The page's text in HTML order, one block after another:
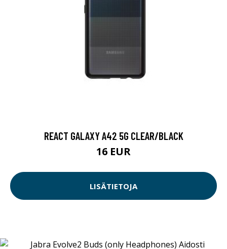
REACT GALAXY A42 5G CLEAR/BLACK
16 EUR
LISÄTIETOJA